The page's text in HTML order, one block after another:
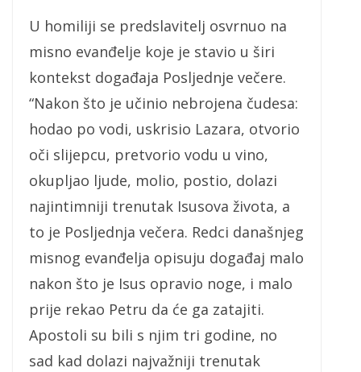
U homiliji se predslavitelj osvrnuo na
misno evanđelje koje je stavio u širi
kontekst događaja Posljednje večere.
“Nakon što je učinio nebrojena čudesa:
hodao po vodi, uskrisio Lazara, otvorio
oči slijepcu, pretvorio vodu u vino,
okupljao ljude, molio, postio, dolazi
najintimniji trenutak Isusova života, a
to je Posljednja večera. Redci današnjeg
misnog evanđelja opisuju događaj malo
nakon što je Isus opravio noge, i malo
prije rekao Petru da će ga zatajiti.
Apostoli su bili s njim tri godine, no
sad kad dolazi najvažniji trenutak